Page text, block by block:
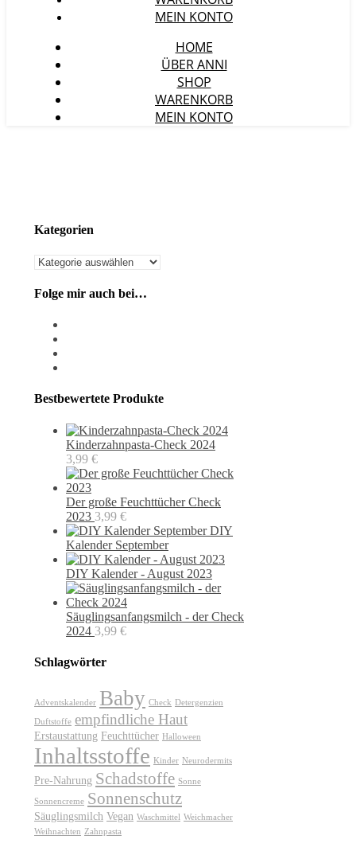
MEIN KONTO
HOME
ÜBER ANNI
SHOP
WARENKORB
MEIN KONTO
Kategorien
Kategorien
Folge mir auch bei…
Bestbewertete Produkte
Kinderzahnpasta-Check 2024
3,99 €
Der große Feuchttücher Check
2023 3,99 €
DIY
Kalender September
DIY Kalender - August 2023
Säuglingsanfangsmilch - der Check
2024 3,99 €
Schlagwörter
Adventskalender Baby Check Detergenzien
Duftstoffe empfindliche Haut
Erstaustattung Feuchttücher Halloween
Inhaltsstoffe Kinder Neurodermits
Pre-Nahrung Schadstoffe Sonne
Sonnencreme Sonnenschutz
Säuglingsmilch Vegan Waschmittel Weichmacher
Weihnachten Zahnpasta